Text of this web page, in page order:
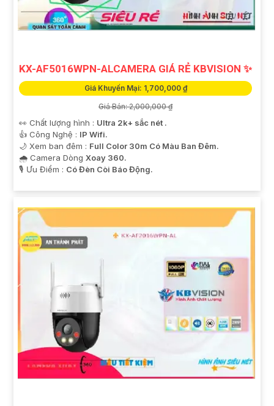
KX-AF5016WPN-ALCAMERA GIÁ RẺ KBVISION ✨
Giá Khuyến Mại: 1,700,000 ₫
Giá Bán: 2,000,000 ₫
👀 Chất lượng hình : Ultra 2k+ sắc nét .
👍 Công Nghệ : IP Wifi.
🌙 Xem ban đêm : Full Color 30m Có Màu Ban Đêm.
🌧️ Camera Dòng Xoay 360.
️🎙 Ưu Điểm : Có Đèn Còi Báo Động.